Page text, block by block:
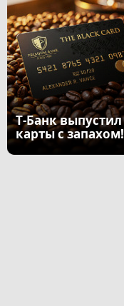
Т-Банк выпустил
карты с запахом!